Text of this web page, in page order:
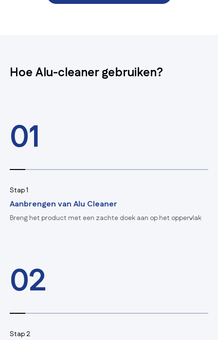
Hoe Alu-cleaner gebruiken?
01
Stap 1
Aanbrengen van Alu Cleaner
Breng het product met een zachte doek aan op het oppervlak
02
Stap 2